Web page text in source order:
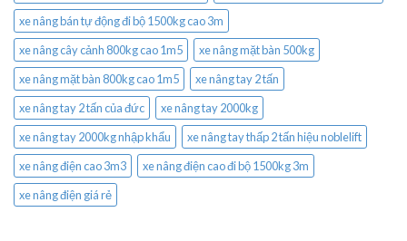
xe nâng bán tự động đi bộ 1500kg cao 3m
xe nâng cây cảnh 800kg cao 1m5
xe nâng mặt bàn 500kg
xe nâng mặt bàn 800kg cao 1m5
xe nâng tay 2 tấn
xe nâng tay 2 tấn của đức
xe nâng tay 2000kg
xe nâng tay 2000kg nhập khẩu
xe nâng tay thấp 2 tấn hiệu noblelift
xe nâng điện cao 3m3
xe nâng điện cao đi bộ 1500kg 3m
xe nâng điện giá rẻ